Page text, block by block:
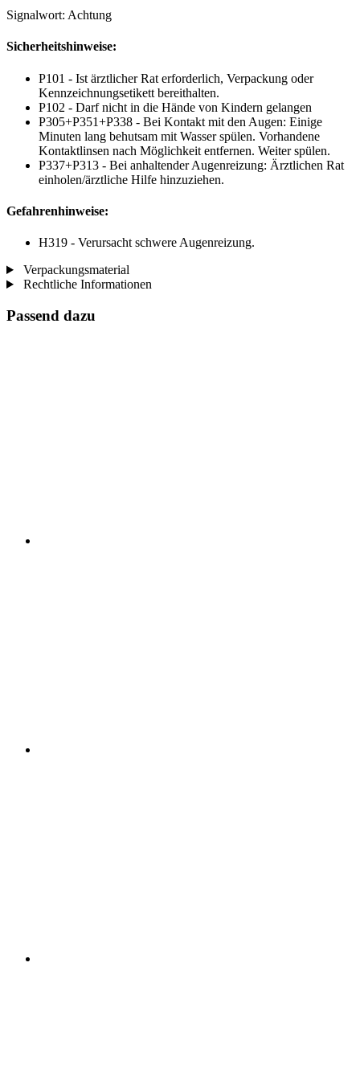
Signalwort: Achtung
Sicherheitshinweise:
P101 - Ist ärztlicher Rat erforderlich, Verpackung oder
Kennzeichnungsetikett bereithalten.
P102 - Darf nicht in die Hände von Kindern gelangen
P305+P351+P338 - Bei Kontakt mit den Augen: Einige
Minuten lang behutsam mit Wasser spülen. Vorhandene
Kontaktlinsen nach Möglichkeit entfernen. Weiter spülen.
P337+P313 - Bei anhaltender Augenreizung: Ärztlichen Rat
einholen/ärztliche Hilfe hinzuziehen.
Gefahrenhinweise:
H319 - Verursacht schwere Augenreizung.
Verpackungsmaterial
Rechtliche Informationen
Passend dazu